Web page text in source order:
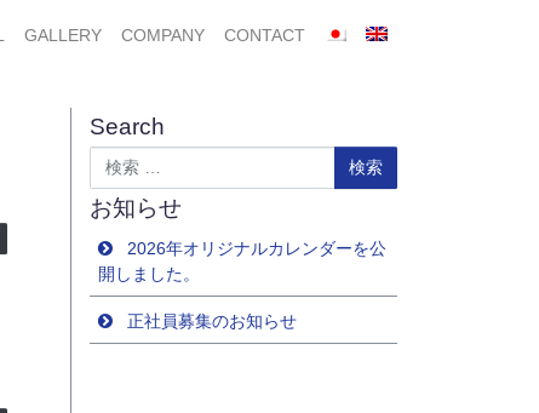
GALLERY COMPANY CONTACT
Search
検索
お知らせ
2026年オリジナルカレンダーを公
開しました。
正社員募集のお知らせ